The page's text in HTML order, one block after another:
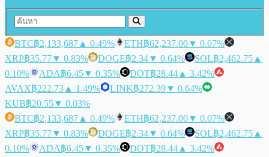
BTC฿2,133,687 ▲ 0.49% ETH฿62,237.00▼ 0.07%
XRP฿35.77▼ 0.83% DOGE฿2.34▼ 0.64% SOL฿2,462.75 ▲
0.10%
ADA฿6.45▼ 0.35% DOT฿28.44 ▲ 3.42%
AVAX฿222.73 ▲ 1.49% LINK฿272.39▼ 0.64%
KUB฿20.55▼ 0.03%
BTC฿2,133,687 ▲ 0.49% ETH฿62,237.00▼ 0.07%
XRP฿35.77▼ 0.83% DOGE฿2.34▼ 0.64% SOL฿2,462.75 ▲
0.10%
ADA฿6.45▼ 0.35% DOT฿28.44 ▲ 3.42%